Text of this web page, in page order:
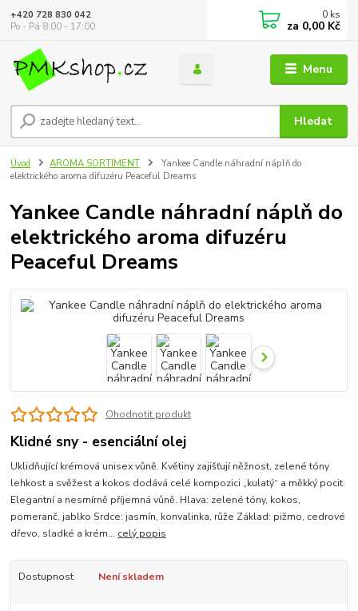
Menu
Hledat
+420 728 830 042
Po - Pá 8:00 - 17:00
0 ks
za 0,00 Kč
Úvod AROMA SORTIMENT
Yankee Candle náhradní náplň do
elektrického aroma difuzéru Peaceful Dreams
Yankee Candle náhradní náplň do
elektrického aroma difuzéru
Peaceful Dreams
Ohodnotit produkt
Klidné sny - esenciální olej
Uklidňující krémová unisex vůně. Květiny zajišťují něžnost, zelené tóny
lehkost a svěžest a kokos dodává celé kompozici „kulatý“ a měkký pocit.
Elegantní a nesmírně příjemná vůně. Hlava: zelené tóny, kokos,
pomeranč, jablko Srdce: jasmín, konvalinka, růže Základ: pižmo, cedrové
dřevo, sladké a krém... celý popis
Dostupnost Není skladem